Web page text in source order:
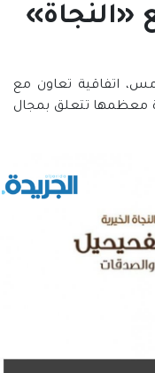
«النجاة»
اتفاقية تعاون مع
الخيرية تنص على 14 مادة معظمها تتعلق بمجال